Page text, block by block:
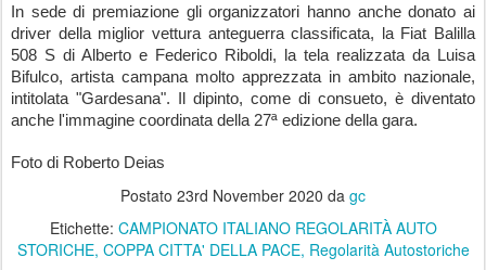
In sede di premiazione gli organizzatori hanno anche donato ai
driver della miglior vettura anteguerra classificata, la Fiat Balilla
508 S di Alberto e Federico Riboldi, la tela realizzata da Luisa
Bifulco, artista campana molto apprezzata in ambito nazionale,
intitolata "Gardesana". Il dipinto, come di consueto, è diventato
anche l'immagine coordinata della 27ª edizione della gara.
Foto di Roberto Deias
Postato 23rd November 2020 da gc
Etichette: CAMPIONATO ITALIANO REGOLARITÀ AUTO
STORICHE COPPA CITTA' DELLA PACE Regolarità Autostoriche